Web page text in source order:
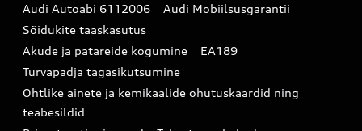
Garantiitingimused
Audi uudised
myAudi
Uudiskiri
Audi Autoabi 6112006
Audi Mobiilsusgarantii
Sõidukite taaskasutus
Akude ja patareide kogumine
EA189
Turvapadja tagasikutsumine
Ohtlike ainete ja kemikaalide ohutuskaardid ning
teabesildid